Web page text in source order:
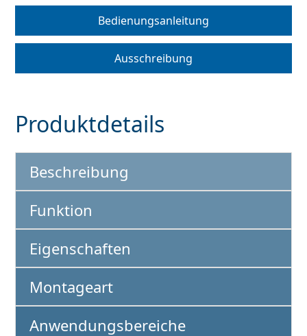
Bedienungsanleitung
Ausschreibung
Produktdetails
Beschreibung
Funktion
Eigenschaften
Montageart
Anwendungsbereiche